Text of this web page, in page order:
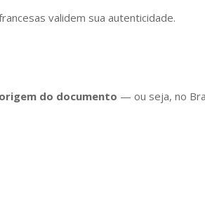
validem sua autenticidade.
do documento — ou seja, no